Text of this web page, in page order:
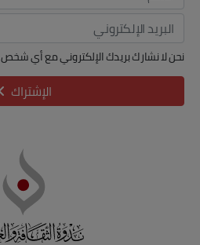
نحن لا نشارك بريدك الإلكتروني مع أي شخص
الإشتراك